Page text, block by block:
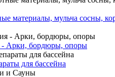
материалы, мульча сосны,
Арки, бордюры, опоры
для бассейна